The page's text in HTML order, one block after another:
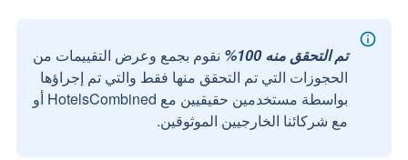
تم التحقق منه 100%
نقوم بجمع وعرض التقييمات من
الحجوزات التي تم التحقق منها فقط والتي تم إجراؤها
بواسطة مستخدمين حقيقيين مع HotelsCombined أو
مع شركائنا الخارجيين الموثوقين.